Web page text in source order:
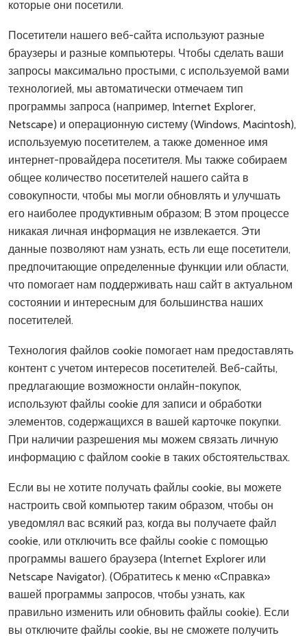
которые они посетили.
Посетители нашего веб-сайта используют разные
браузеры и разные компьютеры. Чтобы сделать ваши
запросы максимально простыми, с используемой вами
технологией, мы автоматически отмечаем тип
программы запроса (например, Internet Explorer,
Netscape) и операционную систему (Windows, Macintosh),
используемую посетителем, а также доменное имя
интернет-провайдера посетителя. Мы также собираем
общее количество посетителей нашего сайта в
совокупности, чтобы мы могли обновлять и улучшать
его наиболее продуктивным образом; В этом процессе
никакая личная информация не извлекается. Эти
данные позволяют нам узнать, есть ли еще посетители,
предпочитающие определенные функции или области,
что помогает нам поддерживать наш сайт в актуальном
состоянии и интересным для большинства наших
посетителей.
Технология файлов cookie помогает нам предоставлять
контент с учетом интересов посетителей. Веб-сайты,
предлагающие возможности онлайн-покупок,
используют файлы cookie для записи и обработки
элементов, содержащихся в вашей карточке покупки.
При наличии разрешения мы можем связать личную
информацию с файлом cookie в таких обстоятельствах.
Если вы не хотите получать файлы cookie, вы можете
настроить свой компьютер таким образом, чтобы он
уведомлял вас всякий раз, когда вы получаете файл
cookie, или отключить все файлы cookie с помощью
программы вашего браузера (Internet Explorer или
Netscape Navigator). (Обратитесь к меню «Справка»
вашей программы запросов, чтобы узнать, как
правильно изменить или обновить файлы cookie). Если
вы отключите файлы cookie, вы не сможете получить